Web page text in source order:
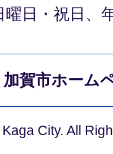
曜日・祝日、
加賀市ホーム
City. All